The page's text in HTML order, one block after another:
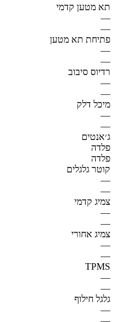
תא מטען קדמי
—
—
פתיחת תא מטען
—
—
רדיוס סיבוב
—
—
מיכל דלק
—
—
ג׳אנטים
פלדה
פלדה
קוטר גלגלים
—
—
צמיג קדמי
—
—
צמיג אחורי
—
—
TPMS
—
—
גלגל חילוף
—